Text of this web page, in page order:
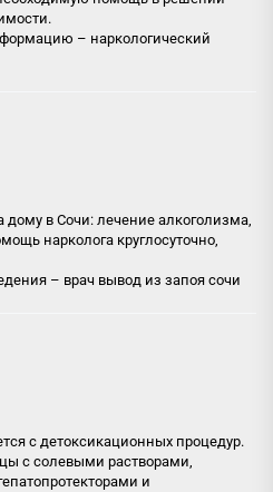
– наркологический
в Сочи: лечение алкоголизма,
нарколога круглосуточно,
– врач вывод из запоя сочи
с детоксикационных процедур.
с солевыми растворами,
и